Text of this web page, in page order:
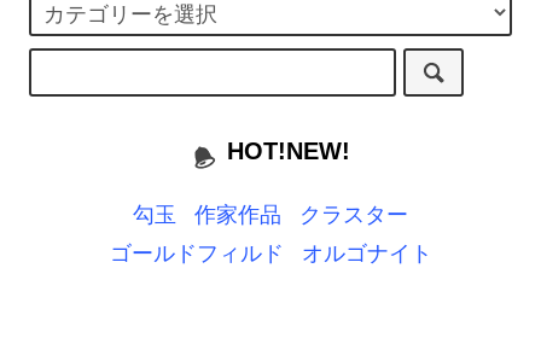
HOT!NEW!
勾玉 作家作品
クラスター
ゴールドフィルド
オルゴナイト